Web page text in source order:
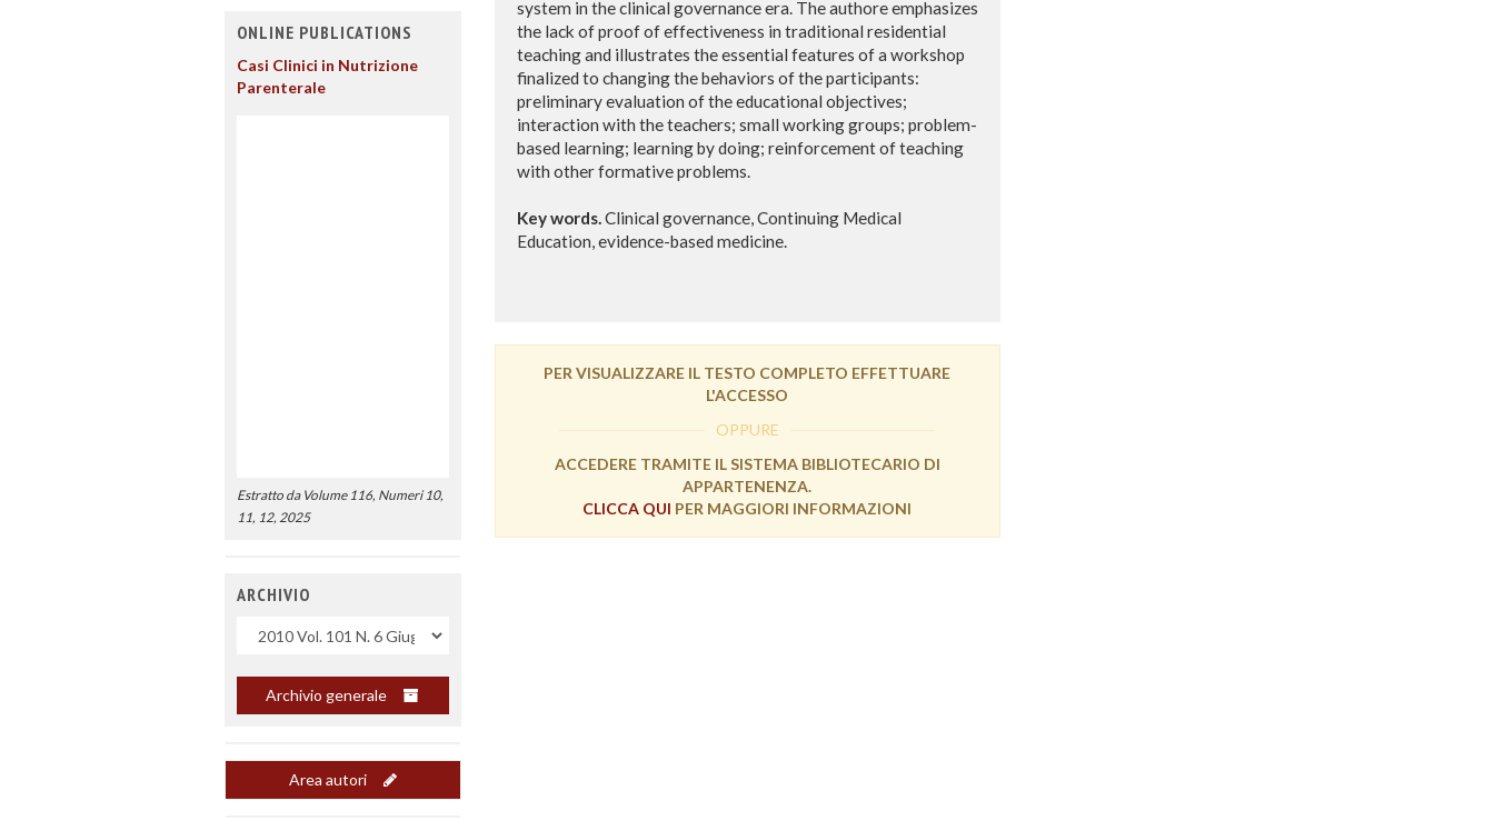
system in the clinical governance era. The authore emphasizes
the lack of proof of effectiveness in traditional residential
teaching and illustrates the essential features of a workshop
finalized to changing the behaviors of the participants:
preliminary evaluation of the educational objectives;
interaction with the teachers; small working groups; problem-
based learning; learning by doing; reinforcement of teaching
with other formative problems.
Key words.Clinical governance,Continuing Medical
Education, evidence-based medicine.
PER VISUALIZZARE IL TESTO COMPLETO EFFETTUARE
L'ACCESSO
OPPURE
ACCEDERE TRAMITE IL SISTEMA BIBLIOTECARIO DI
APPARTENENZA.
CLICCA QUI PER MAGGIORI INFORMAZIONI
ONLINE PUBLICATIONS
Casi Clinici in Nutrizione
Parenterale
Estratto da Volume 116, Numeri 10,
11, 12, 2025
ARCHIVIO
Uscite
Archivio generale
Area autori